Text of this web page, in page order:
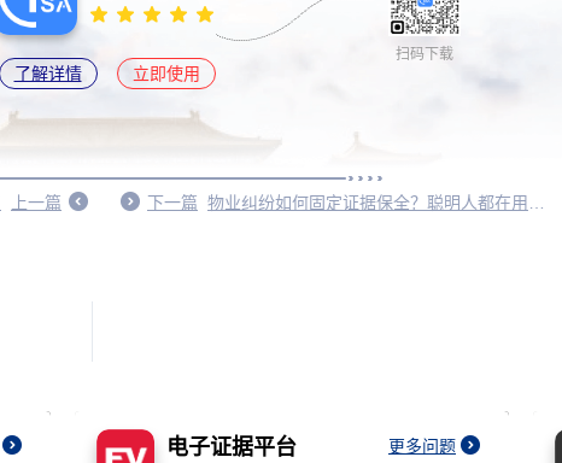
了解详情 立即使用
扫码下载
上一篇 下一篇
电子证据平台 更多问题